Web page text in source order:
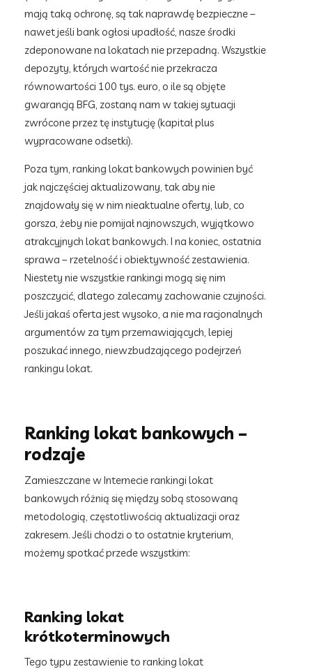
mają taką ochronę, są tak naprawdę bezpieczne –
nawet jeśli bank ogłosi upadłość, nasze środki
zdeponowane na lokatach nie przepadną. Wszystkie
depozyty, których wartość nie przekracza
równowartości 100 tys. euro, o ile są objęte
gwarancją BFG, zostaną nam w takiej sytuacji
zwrócone przez tę instytucję (kapitał plus
wypracowane odsetki).
Poza tym, ranking lokat bankowych powinien być
jak najczęściej aktualizowany, tak aby nie
znajdowały się w nim nieaktualne oferty, lub, co
gorsza, żeby nie pomijał najnowszych, wyjątkowo
atrakcyjnych lokat bankowych. I na koniec, ostatnia
sprawa – rzetelność i obiektywność zestawienia.
Niestety nie wszystkie rankingi mogą się nim
poszczycić, dlatego zalecamy zachowanie czujności.
Jeśli jakaś oferta jest wysoko, a nie ma racjonalnych
argumentów za tym przemawiających, lepiej
poszukać innego, niewzbudzającego podejrzeń
rankingu lokat.
Ranking lokat bankowych –
rodzaje
Zamieszczane w Internecie rankingi lokat
bankowych różnią się między sobą stosowaną
metodologią, częstotliwością aktualizacji oraz
zakresem. Jeśli chodzi o to ostatnie kryterium,
możemy spotkać przede wszystkim:
Ranking lokat
krótkoterminowych
Tego typu zestawienie to ranking lokat